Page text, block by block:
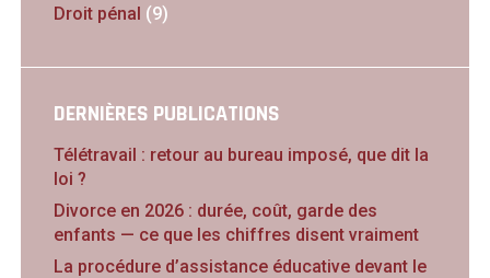
Droit pénal (9)
DERNIÈRES PUBLICATIONS
Télétravail : retour au bureau imposé, que dit la
loi ?
Divorce en 2026 : durée, coût, garde des
enfants — ce que les chiffres disent vraiment
La procédure d’assistance éducative devant le